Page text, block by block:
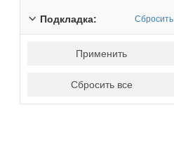
Подкладка: Сбросить
Применить
Сбросить все
кожа